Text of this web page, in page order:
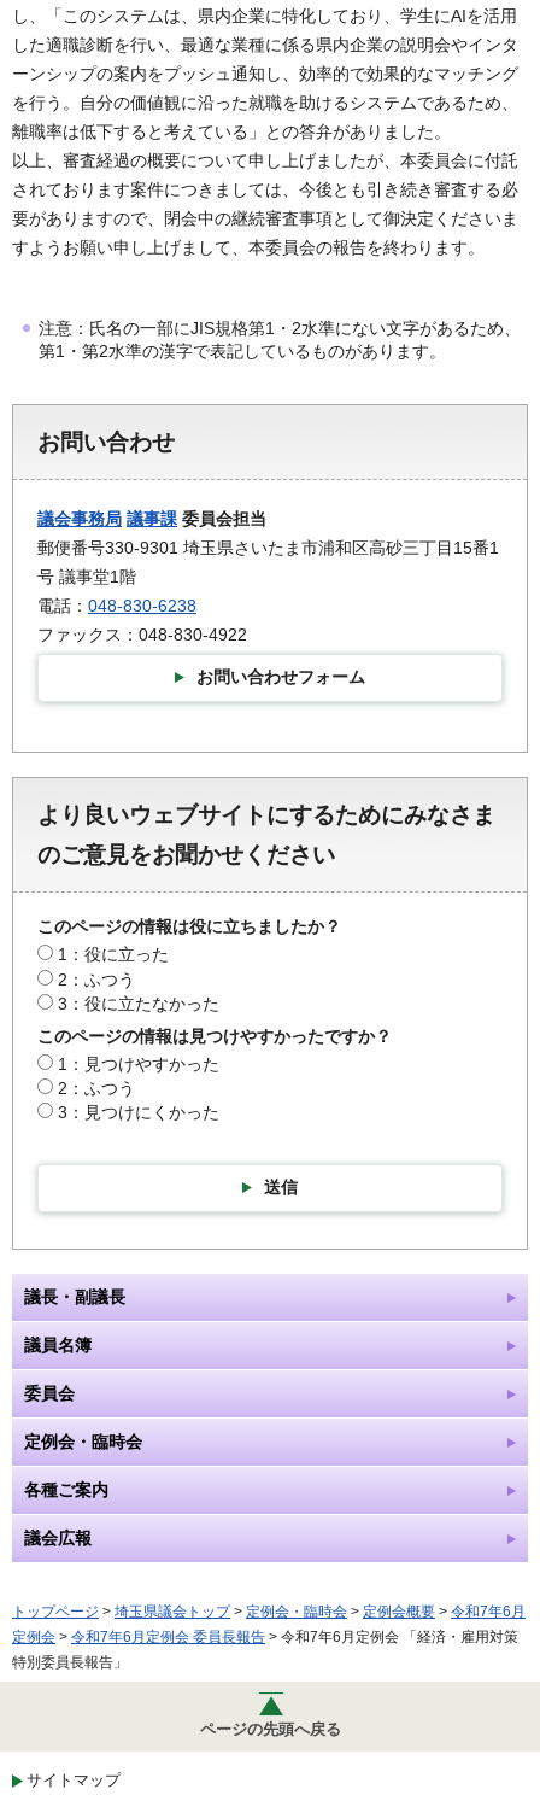
し、「このシステムは、県内企業に特化しており、学生にAIを活用
した適職診断を行い、最適な業種に係る県内企業の説明会やインタ
ーンシップの案内をプッシュ通知し、効率的で効果的なマッチング
を行う。自分の価値観に沿った就職を助けるシステムであるため、
離職率は低下すると考えている」との答弁がありました。
以上、審査経過の概要について申し上げましたが、本委員会に付託
されております案件につきましては、今後とも引き続き審査する必
要がありますので、閉会中の継続審査事項として御決定くださいま
すようお願い申し上げまして、本委員会の報告を終わります。
注意：氏名の一部にJIS規格第1・2水準にない文字があるため、
第1・第2水準の漢字で表記しているものがあります。
お問い合わせ
議会事務局 議事課 委員会担当
郵便番号330-9301 埼玉県さいたま市浦和区高砂三丁目15番1
号 議事堂1階
電話： 048-830-6238
ファックス：048-830-4922
お問い合わせフォーム
より良いウェブサイトにするためにみなさま
のご意見をお聞かせください
このページの情報は役に立ちましたか？
1：役に立った
2：ふつう
3：役に立たなかった
このページの情報は見つけやすかったですか？
1：見つけやすかった
2：ふつう
3：見つけにくかった
送信
議長・副議長
議員名簿
委員会
定例会・臨時会
各種ご案内
議会広報
トップページ > 埼玉県議会トップ> 定例会・臨時会 > 定例会概要 > 令和7年6月
定例会 > 令和7年6月定例会 委員長報告 > 令和7年6月定例会 「経済・雇用対策
特別委員長報告」
ページの先頭へ戻る
サイトマップ